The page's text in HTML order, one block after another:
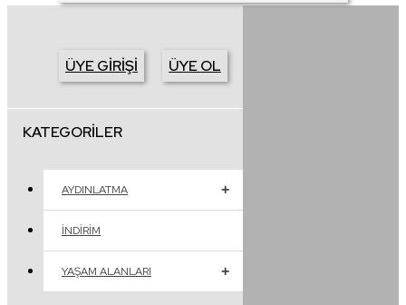
ÜYE GIRIŞI ÜYE OL
KATEGORILER
AYDINLATMA
İNDIRIM
YAŞAM ALANLARI